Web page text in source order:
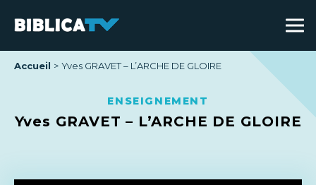
Accueil Yves GRAVET – L’ARCHE DE GLOIRE
ENSEIGNEMENT
Yves GRAVET – L’ARCHE DE GLOIRE